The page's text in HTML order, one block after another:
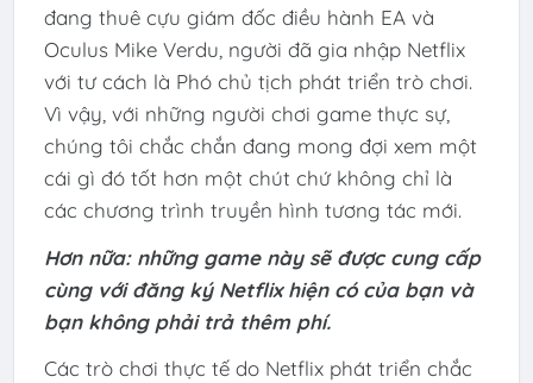
đang thuê cựu giám đốc điều hành EA và
Oculus Mike Verdu, người đã gia nhập Netflix
với tư cách là Phó chủ tịch phát triển trò chơi.
Vì vậy, với những người chơi game thực sự,
chúng tôi chắc chắn đang mong đợi xem một
cái gì đó tốt hơn một chút chứ không chỉ là
các chương trình truyền hình tương tác mới.
Hơn nữa: những game này sẽ được cung cấp
cùng với đăng ký Netflix hiện có của bạn và
bạn không phải trả thêm phí.
Các trò chơi thực tế do Netflix phát triển chắc